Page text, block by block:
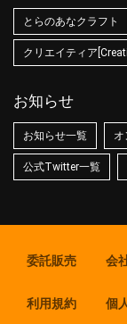
とらのあなクラフト
クリエイティア
お知らせ
お知らせ一覧 オ
公式Twitter一覧
委託販売 会
利用規約 個